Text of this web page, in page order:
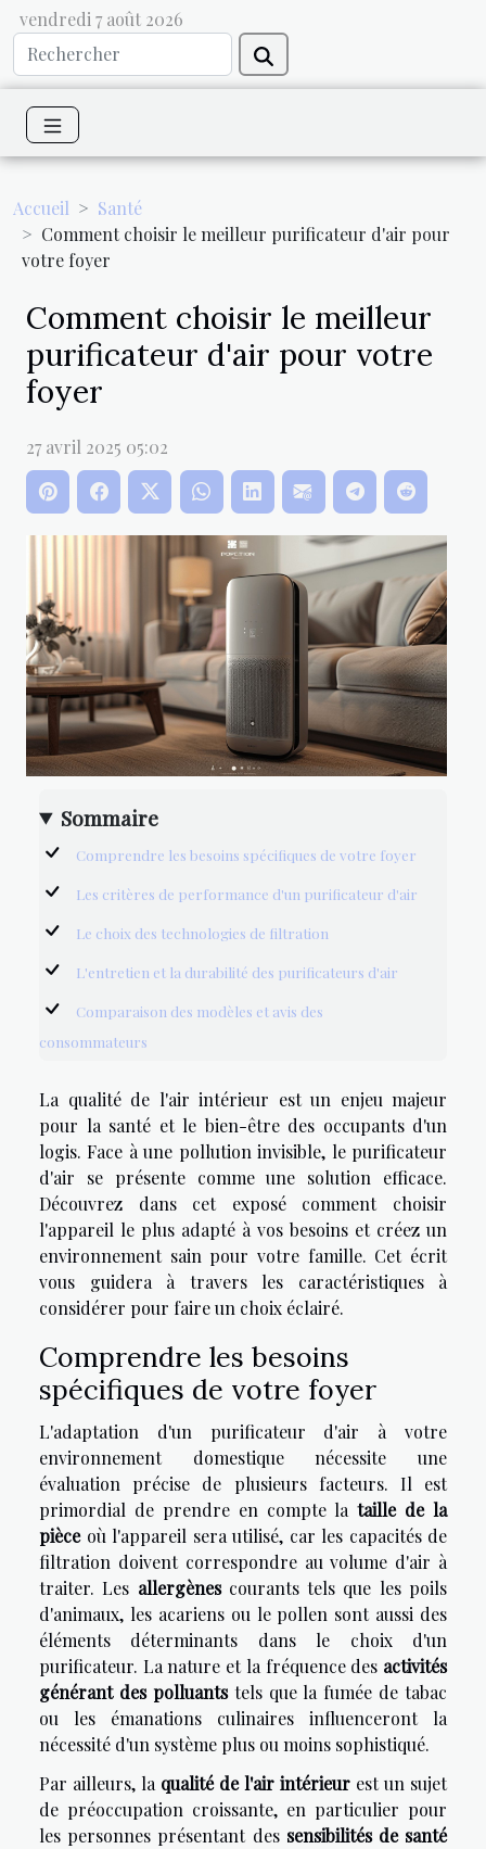
vendredi 7 août 2026
Accueil
Santé
Comment choisir le meilleur purificateur d'air pour
votre foyer
Comment choisir le meilleur
purificateur d'air pour votre
foyer
27 avril 2025 05:02
Sommaire
Comprendre les besoins spécifiques de votre foyer
Les critères de performance d'un purificateur d'air
Le choix des technologies de filtration
L'entretien et la durabilité des purificateurs d'air
Comparaison des modèles et avis des
consommateurs
La qualité de l'air intérieur est un enjeu majeur
pour la santé et le bien-être des occupants d'un
logis. Face à une pollution invisible, le purificateur
d'air se présente comme une solution efficace.
Découvrez dans cet exposé comment choisir
l'appareil le plus adapté à vos besoins et créez un
environnement sain pour votre famille. Cet écrit
vous guidera à travers les caractéristiques à
considérer pour faire un choix éclairé.
Comprendre les besoins
spécifiques de votre foyer
L'adaptation d'un purificateur d'air à votre
environnement domestique nécessite une
évaluation précise de plusieurs facteurs. Il est
primordial de prendre en compte lataille de la
pièceoù l'appareil sera utilisé, car les capacités de
filtration doivent correspondre au volume d'air à
traiter. Les allergènescourants tels que les poils
d'animaux, les acariens ou le pollen sont aussi des
éléments déterminants dans le choix d'un
purificateur. La nature et la fréquence des activités
générant des polluantstels que la fumée de tabac
ou les émanations culinaires influenceront la
nécessité d'un système plus ou moins sophistiqué.
Par ailleurs, la qualité de l'air intérieur est un sujet
de préoccupation croissante, en particulier pour
les personnes présentant des sensibilités de santé